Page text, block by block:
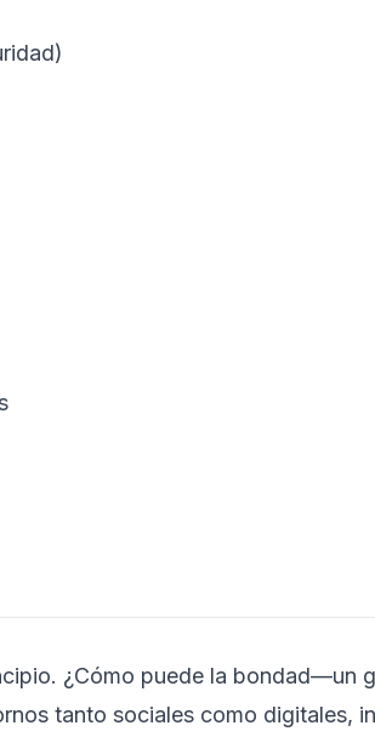
¿Cómo puede la bondad—un
tanto sociales como digitales,